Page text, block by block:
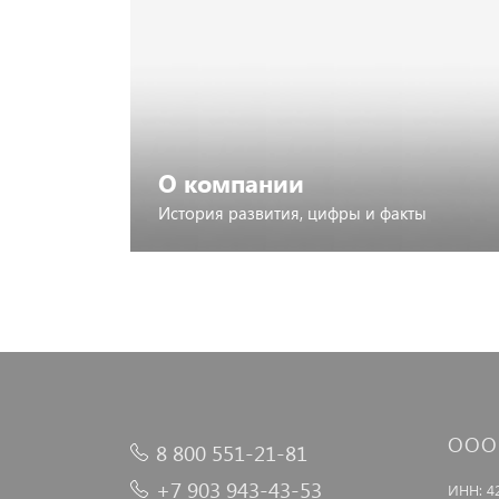
О компании
История развития, цифры и факты
8 800 551-21-81
+7 903 943-43-53
ООО
ИНН: